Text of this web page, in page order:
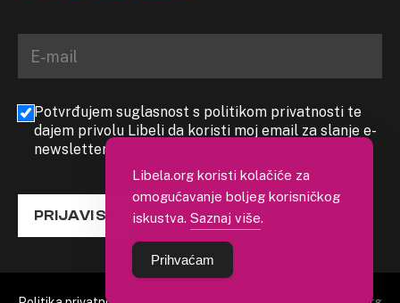
Potvrđujem suglasnost s politikom privatnosti te
dajem privolu Libeli da koristi moj email za slanje e-
newslettera
PRIJAVI SE
Libela.org koristi kolačiće za
omogućavanje boljeg korisničkog
iskustva. Saznaj više.
Prihvaćam